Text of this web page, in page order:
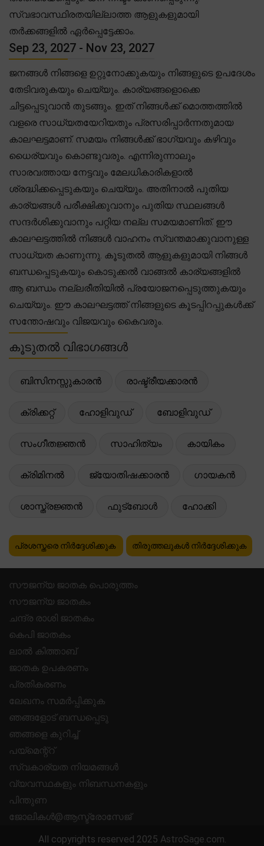
സ്വഭാവസ്ഥിരതയില്ലാത്ത ആളുകളുമായി
തർക്കങ്ങളിൽ ഏർപ്പെട്ടേക്കാം.
Sep 23, 2027 - Nov 23, 2027
ജനങ്ങൾ നിങ്ങളെ ഉറ്റുനോക്കുകയും നിങ്ങളുടെ ഉപദേശം
തേടിവരുകയും ചെയ്യും. കാര്യങ്ങളൊക്കെ
ചിട്ടപ്പെടുവാൻ തുടങ്ങും. ഇത് നിങ്ങൾക്ക് മൊത്തത്തിൽ
വളരെ സാധ്യതയേറിയതും പ്രസരിപ്പാർന്നതുമായ
കാലഘട്ടമാണ്. സമയം നിങ്ങൾക്ക് ഭാഗ്യവും കഴിവും
ധൈര്യവും കൊണ്ടുവരും. എന്നിരുന്നാലും
സാരവത്തായ നേട്ടവും മേലധികാരികളാൽ
ശ്രദ്ധിക്കപ്പെടുകയും ചെയ്യും. അതിനാൽ പുതിയ
കാര്യങ്ങൾ പരീക്ഷിക്കുവാനും പുതിയ സ്ഥലങ്ങൾ
സന്ദർശിക്കുവാനും പറ്റിയ നല്ല സമയമാണിത്. ഈ
കാലഘട്ടത്തിൽ നിങ്ങൾ വാഹനം സ്വന്തമാക്കുവാനുള്ള
സാധ്യത കാണുന്നു. കൂടുതൽ ആളുകളുമായി നിങ്ങൾ
ബന്ധപ്പെടുകയും കൊടുക്കൽ വാങ്ങൽ കാര്യങ്ങളിൽ
ആ ബന്ധം നല്ലരീതിയിൽ പ്രയോജനപ്പെടുത്തുകയും
ചെയ്യും. ഈ കാലഘട്ടത്ത് നിങ്ങളുടെ കൂടപ്പിറപ്പുകൾക്ക്
സന്തോഷവും വിജയവും കൈവരും.
കൂടുതൽ വിഭാഗങ്ങൾ
ബിസിനസ്സുകാരൻ രാഷ്ട്രീയക്കാരൻ
ക്രിക്കറ്റ് ഹോളിവുഡ് ബോളിവുഡ്
സംഗീതജ്ഞൻ സാഹിത്യം കായികം
ക്രിമിനൽ ജ്യോതിഷക്കാരൻ ഗായകൻ
ശാസ്ത്രജ്ഞൻ ഫുട്ബോൾ ഹോക്കി
പ്രശസ്തരെ നിർദ്ദേശിക്കുക തിരുത്തലുകൾ നിർദ്ദേശിക്കുക
സൗജന്യ ജാതക പൊരുത്തം
സൗജന്യ ജാതകം
ചന്ദ്ര രാശി ജാതകം
കെപി ജാതകം
ലാൽ കിത്താബ്
ജാതക ഉപകരണം
പ്രതികരണം
ലേഖനം സമർപ്പിക്കുക
ഞങ്ങളോട് ബന്ധപ്പെടു
ഞങ്ങളെ കുറിച്ച്
പയ്മെന്റ്റ്
സ്വകാര്യത നിയമങ്ങൾ
വ്യവസ്ഥകളും നിബന്ധനകളും
പിന്തുണ
ജോലികൾ@ആസ്ട്രോസേജ്
All copyrights reserved 2025 AstroSage.com.